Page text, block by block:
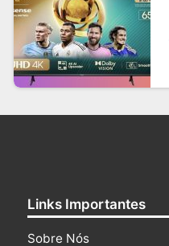
Links Importantes
Sobre Nós